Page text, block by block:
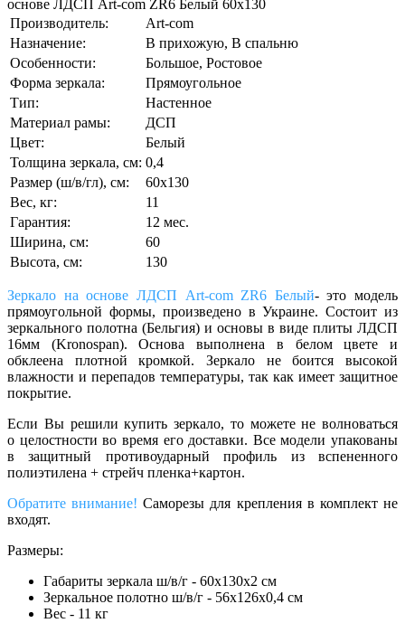
основе ЛДСП Art-com ZR6 Белый 60х130
Производитель:
Art-com
Назначение:
В прихожую, В спальню
Особенности:
Большое, Ростовое
Форма зеркала:
Прямоугольное
Тип:
Настенное
Материал рамы:
ДСП
Цвет:
Белый
Толщина зеркала, см: 0,4
Размер (ш/в/гл), см:
60х130
Вес, кг:
11
Гарантия:
12 мес.
Ширина, см:
60
Высота, см:
130
Зеркало на основе ЛДСП Art-com ZR6 Белый- это модель
прямоугольной формы, произведено в Украине. Состоит из
зеркального полотна (Бельгия) и основы в виде плиты ЛДСП
16мм (Kronospan). Основа выполнена в белом цвете и
обклеена плотной кромкой. Зеркало не боится высокой
влажности и перепадов температуры, так как имеет защитное
покрытие.
Если Вы решили купить зеркало, то можете не волноваться
о целостности во время его доставки. Все модели упакованы
в защитный противоударный профиль из вспененного
полиэтилена + стрейч пленка+картон.
Обратите внимание!Саморезы для крепления в комплект не
входят.
Размеры:
Габариты зеркала ш/в/г - 60х130х2 см
Зеркальное полотно ш/в/г - 56х126х0,4 см
Вес - 11 кг